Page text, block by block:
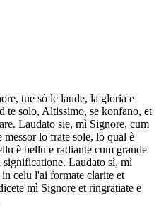
tue sò le laude, la gloria e
te solo, Altissimo, se konfano, et
Laudato sie, mì Signore, cum
messor lo frate sole, lo qual è
è bellu e radiante cum grande
significatione. Laudato sì, mì
celu l'ai formate clarite et
mì Signore et ringratiate e